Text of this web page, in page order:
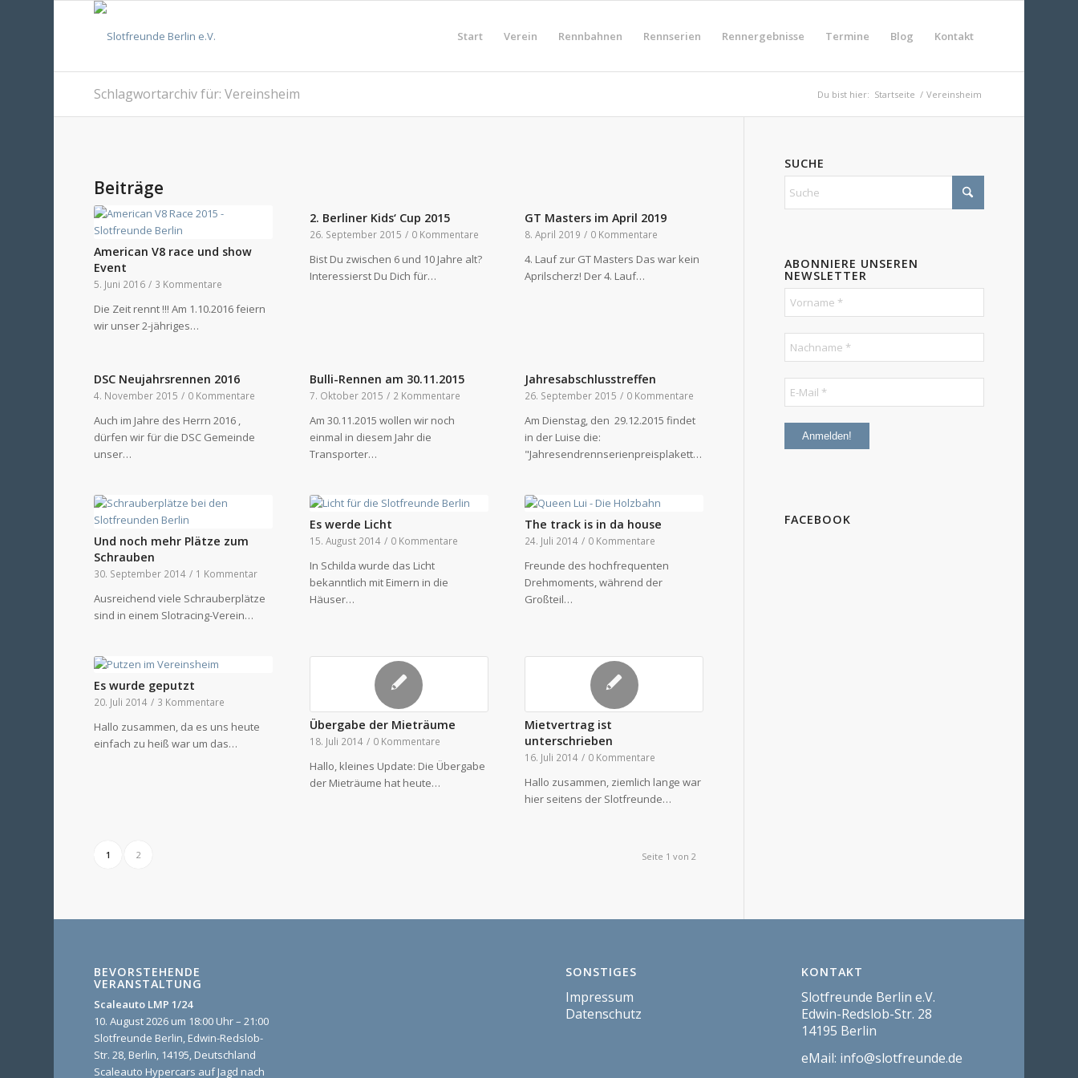
Start Verein Rennbahnen Rennserien Rennergebnisse Termine Blog Kontakt
Schlagwortarchiv für: Vereinsheim Du bist hier: Startseite / Vereinsheim
Beiträge
American V8 race und show
Event
5. Juni 2016 / 3 Kommentare
Die Zeit rennt !!! Am 1.10.2016 feiern
wir unser 2-jähriges…
2. Berliner Kids‘ Cup 2015
26. September 2015 / 0 Kommentare
Bist Du zwischen 6 und 10 Jahre alt?
Interessierst Du Dich für…
GT Masters im April 2019
8. April 2019 / 0 Kommentare
4. Lauf zur GT Masters Das war kein
Aprilscherz! Der 4. Lauf…
DSC Neujahrsrennen 2016
4. November 2015 / 0 Kommentare
Auch im Jahre des Herrn 2016 ,
dürfen wir für die DSC Gemeinde
unser…
Bulli-Rennen am 30.11.2015
7. Oktober 2015 / 2 Kommentare
Am 30.11.2015 wollen wir noch
einmal in diesem Jahr die
Transporter…
Jahresabschlusstreffen
26. September 2015 / 0 Kommentare
Am Dienstag, den 29.12.2015 findet
in der Luise die:
"Jahresendrennserienpreisplakettenverleihung"…
Und noch mehr Plätze zum
Schrauben
30. September 2014 / 1 Kommentar
Ausreichend viele Schrauberplätze
sind in einem Slotracing-Verein…
Es werde Licht
15. August 2014 / 0 Kommentare
In Schilda wurde das Licht
bekanntlich mit Eimern in die
Häuser…
The track is in da house
24. Juli 2014 / 0 Kommentare
Freunde des hochfrequenten
Drehmoments, während der
Großteil…
Es wurde geputzt
20. Juli 2014 / 3 Kommentare
Hallo zusammen, da es uns heute
einfach zu heiß war um das…
Übergabe der Mieträume
18. Juli 2014 / 0 Kommentare
Hallo, kleines Update: Die Übergabe
der Mieträume hat heute…
Mietvertrag ist
unterschrieben
16. Juli 2014 / 0 Kommentare
Hallo zusammen, ziemlich lange war
hier seitens der Slotfreunde…
Seite 1 von 2
1 2
SUCHE
ABONNIERE UNSEREN
NEWSLETTER
FACEBOOK
BEVORSTEHENDE
VERANSTALTUNG
Scaleauto LMP 1/24
10. August 2026 um 18:00 Uhr – 21:00
Slotfreunde Berlin, Edwin-Redslob-
Str. 28, Berlin, 14195, Deutschland
Scaleauto Hypercars auf Jagd nach
SONSTIGES
Impressum
Datenschutz
KONTAKT
Slotfreunde Berlin e.V.
Edwin-Redslob-Str. 28
14195 Berlin
eMail: info@slotfreunde.de